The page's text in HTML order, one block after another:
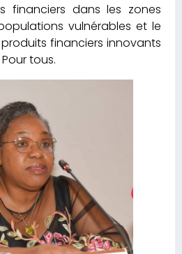
financiers dans les zones
vulnérables et le
financiers innovants
tous.